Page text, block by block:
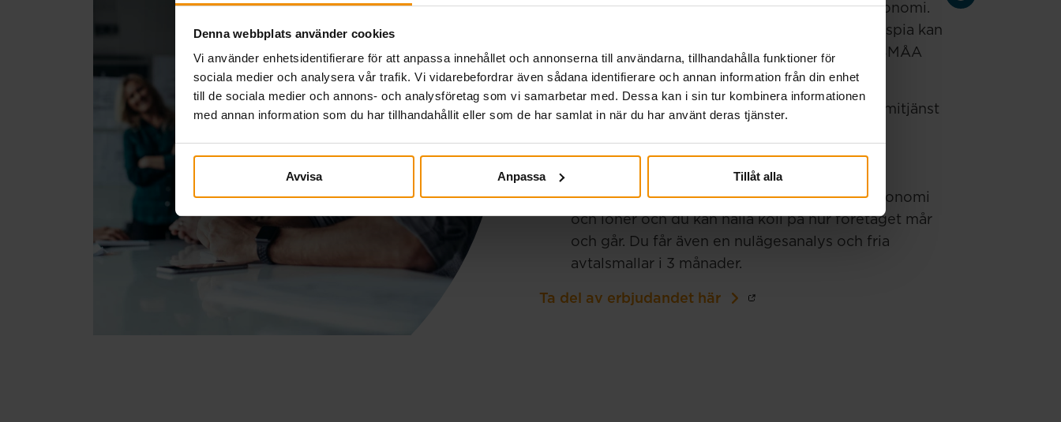
Denna webbplats använder cookies
Vi använder enhetsidentifierare för att anpassa innehållet och annonserna till användarna, tillhandahålla funktioner för
sociala medier och analysera vår trafik. Vi vidarebefordrar även sådana identifierare och annan information från din enhet
till de sociala medier och annons- och analysföretag som vi samarbetar med. Dessa kan i sin tur kombinera informationen
med annan information som du har tillhandahållit eller som de har samlat in när du har använt deras tjänster.
Avvisa Anpassa Tillåt alla
Som företagare är det viktigt att ha koll på sin ekonomi.
Känner du dig osäker? Genom samarbetet med Aspia kan
du kontakta dem för vägledning. Som medlem i SMÅA
bjuds du på några förmåner:
Startkostnaden i Aspia Go – en digital ekonomitjänst
30 minuters fri företagsrådgivning.
MyBusiness 6 månader kostnadsfritt. En
affärsplattform där du hanterar företagets ekonomi
och löner och du kan hålla koll på hur företaget mår
och går. Du får även en nulägesanalys och fria
avtalsmallar i 3 månader.
Ta del av erbjudandet här